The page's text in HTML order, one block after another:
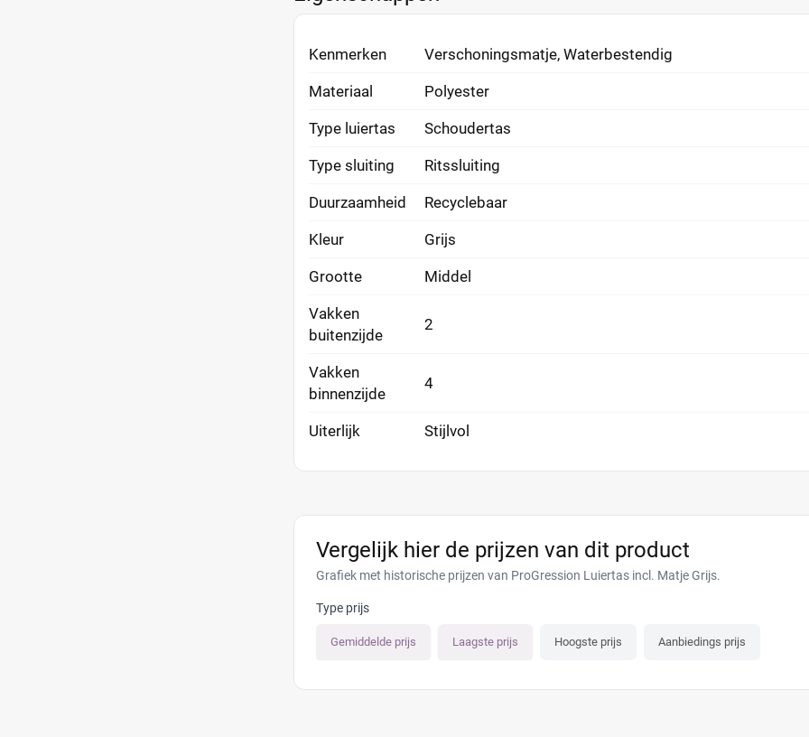
Kenmerken Verschoningsmatje, Waterbestendig
Materiaal Polyester
Type luiertas Schoudertas
Type sluiting Ritssluiting
Duurzaamheid Recyclebaar
Kleur Grijs
Grootte Middel
Vakken
buitenzijde
2
Vakken
binnenzijde
4
Uiterlijk Stijlvol
Vergelijk hier de prijzen van dit product
Grafiek met historische prijzen van ProGression Luiertas incl. Matje Grijs.
Type prijs
Gemiddelde prijs Laagste prijs Hoogste prijs Aanbiedings prijs